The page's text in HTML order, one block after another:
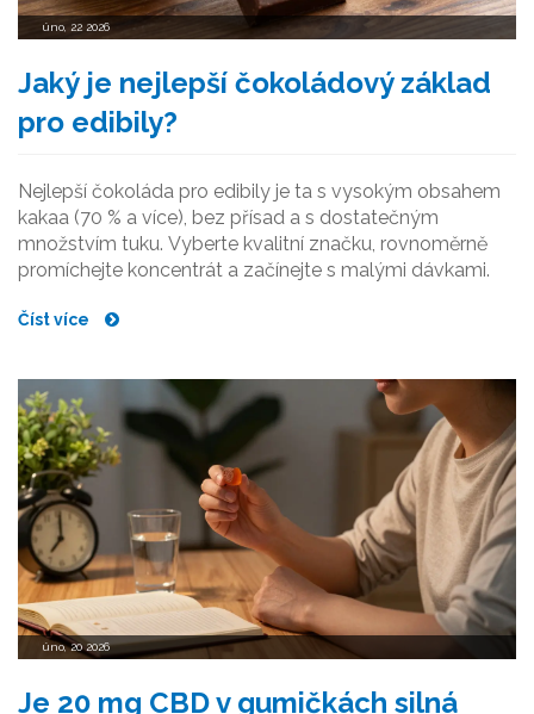
úno, 22 2026
Jaký je nejlepší čokoládový základ
pro edibily?
Nejlepší čokoláda pro edibily je ta s vysokým obsahem
kakaa (70 % a více), bez přísad a s dostatečným
množstvím tuku. Vyberte kvalitní značku, rovnoměrně
promíchejte koncentrát a začínejte s malými dávkami.
Číst více
úno, 20 2026
Je 20 mg CBD v gumičkách silná